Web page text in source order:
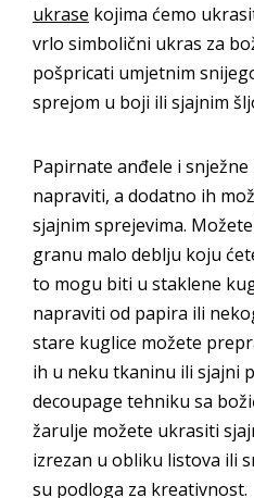
ukrase kojima ćemo
vrlo simbolični ukras za
pošpricati umjetnim
sprejom u boji ili sjajnim
Papirnate anđele i
napraviti, a dodatno ih
sjajnim sprejevima.
granu malo deblju koju
to mogu biti u staklene
napraviti od papira ili
stare kuglice možete
ih u neku tkaninu ili sjajni
decoupage tehniku sa
žarulje možete ukrasiti
izrezan u obliku listova ili
su podloga za kreativnost.